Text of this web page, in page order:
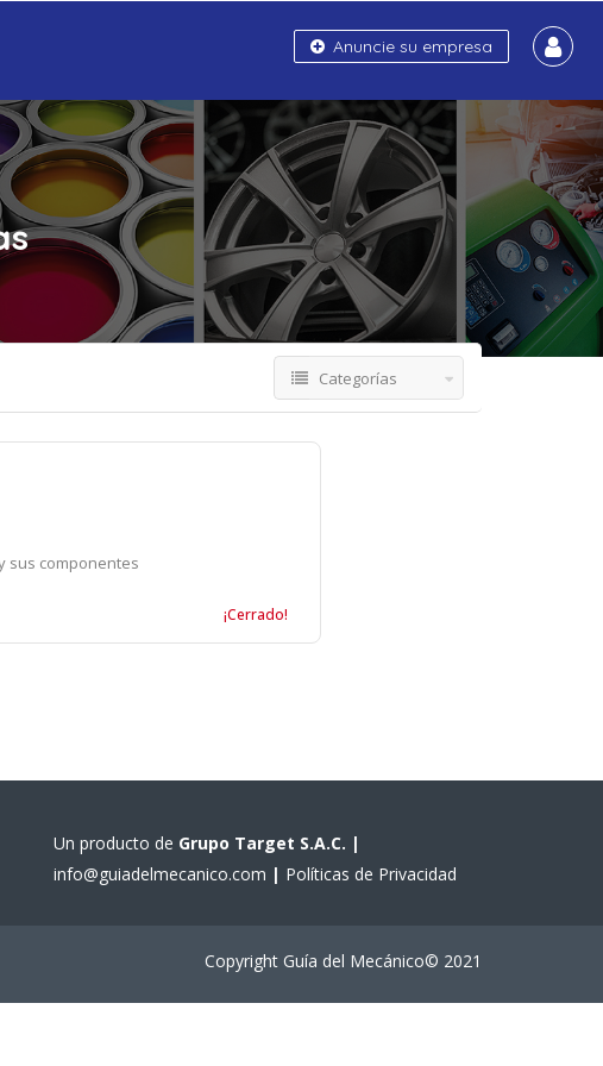
Anuncie su empresa
Categorías
sus componentes
¡Cerrado!
Un producto de Grupo Target S.A.C. |
info@guiadelmecanico.com | Políticas de Privacidad
Copyright Guía del Mecánico© 2021